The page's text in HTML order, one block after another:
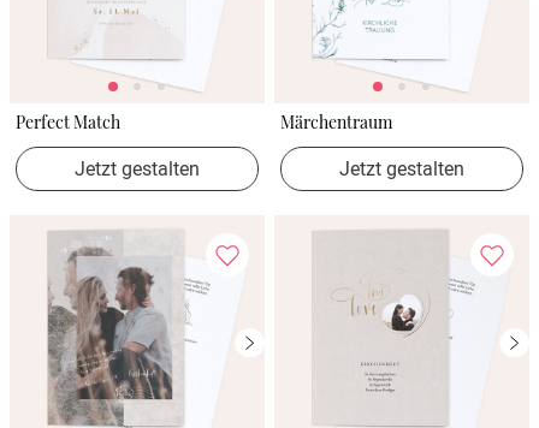
Perfect Match
Jetzt gestalten
Märchentraum
Jetzt gestalten